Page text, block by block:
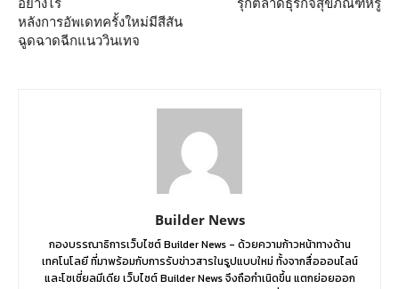
อย่างไร
หลังการอัพเดทครั้งใหม่มีสีสัน
ฉูดฉาดฉีกแนววินเทจ
รุกตลาดธุรกิจสุขภัณฑ์หรู
Builder News
กองบรรณาธิการเว็บไซต์ Builder News - ด้วยความก้าวหน้าทางด้าน
เทคโนโลยี ที่มาพร้อมกับการรับข่าวสารในรูปแบบใหม่ ทั้งจากสื่อออนไลน์
และโซเชี่ยลมีเดีย เว็บไซต์ Builder News จึงถือกำเนิดขึ้น แตกย่อยออก